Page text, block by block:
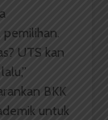
UTS kan
BKK
untuk